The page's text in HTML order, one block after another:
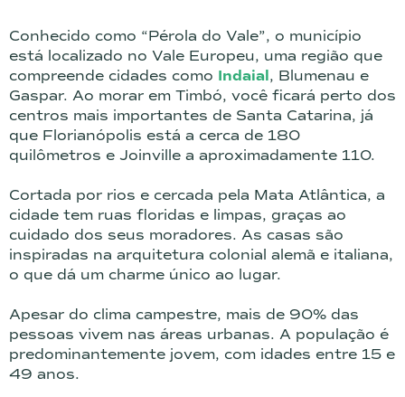
Conhecido como “Pérola do Vale”, o município
está localizado no Vale Europeu, uma região que
compreende cidades como Indaial, Blumenau e
Gaspar. Ao morar em Timbó, você ficará perto dos
centros mais importantes de Santa Catarina, já
que Florianópolis está a cerca de 180
quilômetros e Joinville a aproximadamente 110.
Cortada por rios e cercada pela Mata Atlântica, a
cidade tem ruas floridas e limpas, graças ao
cuidado dos seus moradores. As casas são
inspiradas na arquitetura colonial alemã e italiana,
o que dá um charme único ao lugar.
Apesar do clima campestre, mais de 90% das
pessoas vivem nas áreas urbanas. A população é
predominantemente jovem, com idades entre 15 e
49 anos.